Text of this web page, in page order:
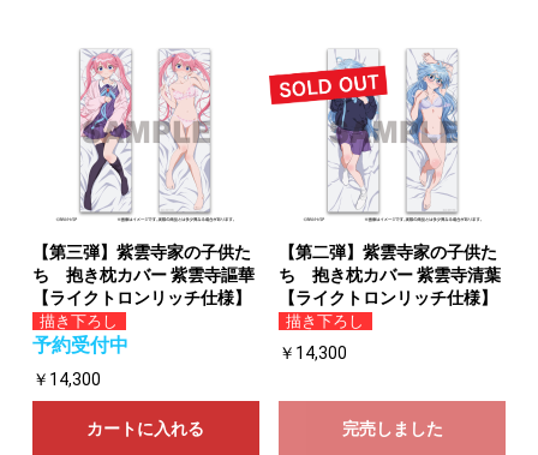
【第三弾】紫雲寺家の子供た
ち 抱き枕カバー 紫雲寺謳華
【ライクトロンリッチ仕様】
描き下ろし
予約受付中
￥14,300
カートに入れる
【第二弾】紫雲寺家の子供た
ち 抱き枕カバー 紫雲寺清葉
【ライクトロンリッチ仕様】
描き下ろし
￥14,300
完売しました